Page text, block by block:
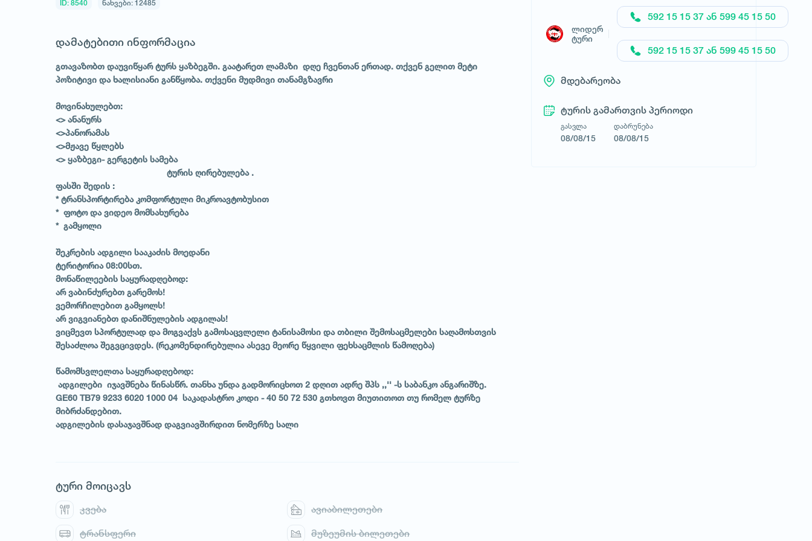
1 / 1
ID: 8540 ნახვები: 12485
დამატებითი ინფორმაცია
გთავაზობთ დაუვიწყარ ტურს ყაზბეგში. გაატარეთ ლამაზი დღე ჩვენთან ერთად. თქვენ გელით მეტი
პოზიტივი და ხალისიანი განწყობა. თქვენი მუდმივი თანამგზავრი
მოვინახულებთ:
<> ანანურს
<>პანორამას
<>მჟავე წყლებს
<> ყაზბეგი- გერგეტის სამება
ტურის ღირებულება .
ფასში შედის :
* ტრანსპორტირება კომფორტული მიკროავტობუსით
* ფოტო და ვიდეო მომსახურება
* გამყოლი
შეკრების ადგილი სააკაძის მოედანი
ტერიტორია 08:00სთ.
მონაწილეების საყურადღებოდ:
არ ვაბინძურებთ გარემოს!
ვემორჩილებით გამყოლს!
არ ვიგვიანებთ დანიშნულების ადგილას!
ვიცმევთ სპორტულად და მოგვაქვს გამოსაცვლელი ტანისამოსი და თბილი შემოსაცმელები საღამოსთვის
შესაძლოა შეგვცივდეს. (რეკომენდირებულია ასევე მეორე წყვილი ფეხსაცმლის წამოღება)
წამომსვლელთა საყურადღებოდ:
ადგილები იჯავშნება წინასწრ. თანხა უნდა გადმორიცხოთ 2 დღით ადრე შპს ,,'' -ს საბანკო ანგარიშზე.
GE60 TB79 9233 6020 1000 04 საკადასტრო კოდი - 40 50 72 530 გთხოვთ მიუთითოთ თუ რომელ ტურზე
მიბრძანდებით.
ადგილების დასაჯავშნად დაგვიავშირდით ნომერზე სალი
ტური მოიცავს
კვება ავიაბილეთები
ტრანსფერი მუზეუმის ბილეთები
ლიდერ
ტური
592 15 15 37 ან 599 45 15 50
592 15 15 37 ან 599 45 15 50
მდებარეობა
ტურის გამართვის პერიოდი
გასვლა
08/08/15
დაბრუნება
08/08/15